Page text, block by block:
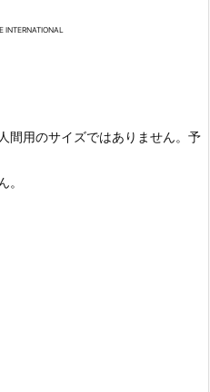
間用のサイズではありません。予
。